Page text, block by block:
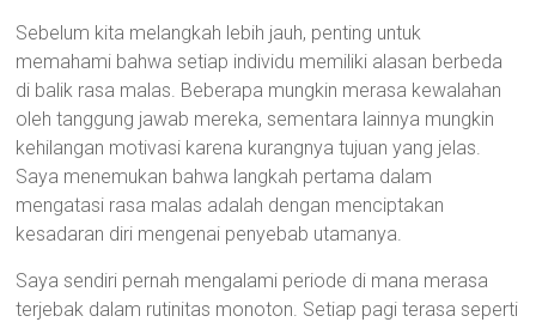
Sebelum kita melangkah lebih jauh, penting untuk
memahami bahwa setiap individu memiliki alasan berbeda
di balik rasa malas. Beberapa mungkin merasa kewalahan
oleh tanggung jawab mereka, sementara lainnya mungkin
kehilangan motivasi karena kurangnya tujuan yang jelas.
Saya menemukan bahwa langkah pertama dalam
mengatasi rasa malas adalah dengan menciptakan
kesadaran diri mengenai penyebab utamanya.
Saya sendiri pernah mengalami periode di mana merasa
terjebak dalam rutinitas monoton. Setiap pagi terasa seperti